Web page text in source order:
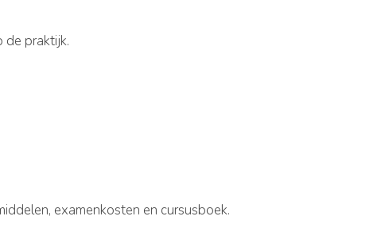
de praktijk.
examenkosten en cursusboek.